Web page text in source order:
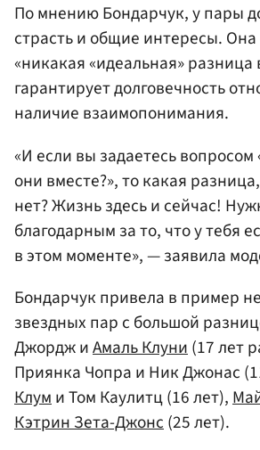
По мнению Бондарчук, у пары
страсть и общие интересы. Она
«никакая «идеальная» разница
гарантирует долговечность
наличие взаимопонимания.
«И если вы задаетесь вопросом
они вместе?», то какая
нет? Жизнь здесь и сейчас!
благодарным за то, что у тебя
в этом моменте», — заявила
Бондарчук привела в пример
звездных пар с большой
Джордж иАмаль Клуни(17 лет
Приянка Чопра и Ник Джонас
Клуми Том Каулитц (16 лет),
Кэтрин Зета-Джонс(25 лет).